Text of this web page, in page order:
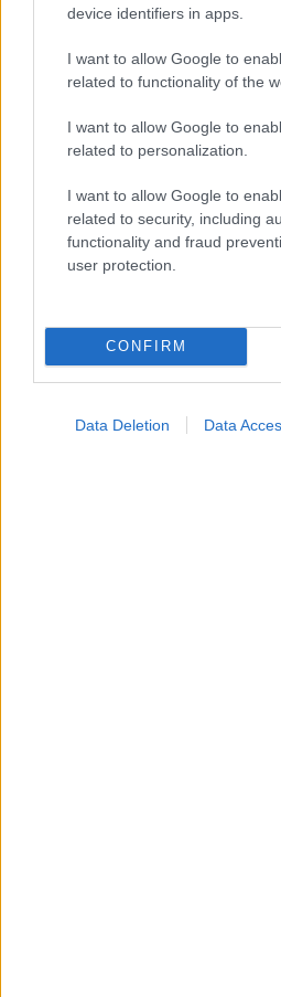
device identifiers in apps.
I want to allow Google to
related to functionality of the
I want to allow Google to
related to personalization.
I want to allow Google to
related to security, including
functionality and fraud
user protection.
CONFIRM
Data Deletion Data
με χαμηλότερη φλεγμονή και
γήρανσης